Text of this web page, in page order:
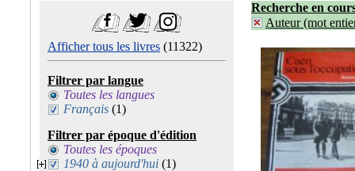
Afficher tous les livres (11322)
Filtrer par langue
Toutes les langues
Français (1)
Filtrer par époque d'édition
Toutes les époques
1940 à aujourd'hui (1)
Recherche en
Auteur (mot